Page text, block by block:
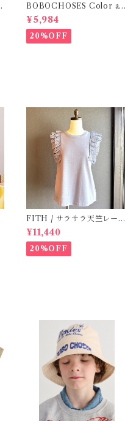
BOBOCHOSES Color all
over T-shirt / 12・24m
¥5,984
20%OFF
FITH / サラサラ天竺レース
Tシャツ (BL) / 145・155
¥11,440
20%OFF